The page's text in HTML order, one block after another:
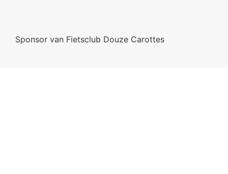
Sponsor van Fietsclub Douze Carottes